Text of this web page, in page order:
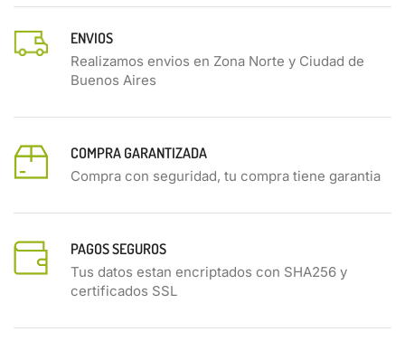
ENVIOS
Realizamos envios en Zona Norte y Ciudad de
Buenos Aires
COMPRA GARANTIZADA
Compra con seguridad, tu compra tiene garantia
PAGOS SEGUROS
Tus datos estan encriptados con SHA256 y
certificados SSL